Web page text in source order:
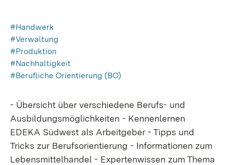
#Handwerk
#Verwaltung
#Produktion
#Nachhaltigkeit
#Berufliche Orientierung (BO)
- Übersicht über verschiedene Berufs- und
Ausbildungsmöglichkeiten - Kennenlernen
EDEKA Südwest als Arbeitgeber - Tipps und
Tricks zur Berufsorientierung - Informationen zum
Lebensmittelhandel - Expertenwissen zum Thema